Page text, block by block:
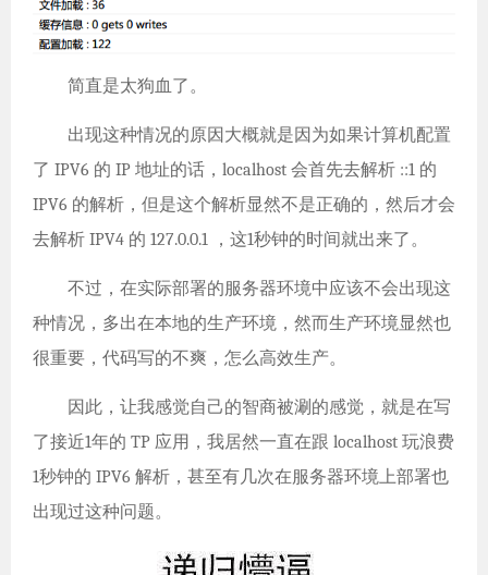
简直是太狗血了。
出现这种情况的原因大概就是因为如果计算机配置
了 IPV6 的 IP 地址的话，localhost 会首先去解析 ::1 的
IPV6 的解析，但是这个解析显然不是正确的，然后才会
去解析 IPV4 的 127.0.0.1 ，这1秒钟的时间就出来了。
不过，在实际部署的服务器环境中应该不会出现这
种情况，多出在本地的生产环境，然而生产环境显然也
很重要，代码写的不爽，怎么高效生产。
因此，让我感觉自己的智商被涮的感觉，就是在写
了接近1年的 TP 应用，我居然一直在跟 localhost 玩浪费
1秒钟的 IPV6 解析，甚至有几次在服务器环境上部署也
出现过这种问题。